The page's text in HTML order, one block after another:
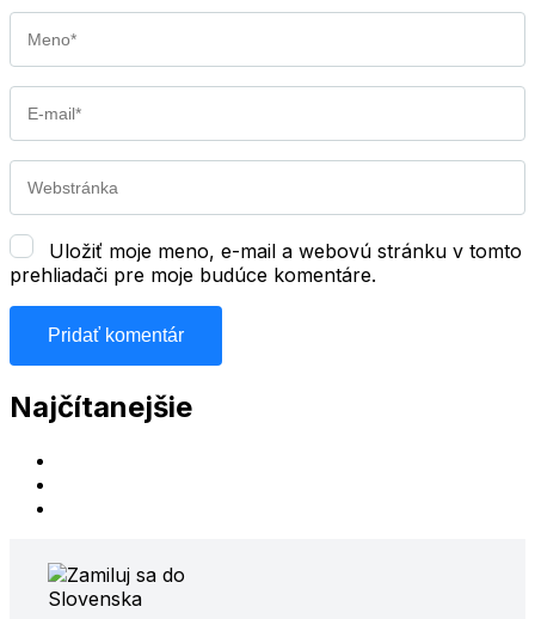
Meno
E-
mail*
Webstránka
Uložiť moje meno, e-mail a webovú stránku v tomto
prehliadači pre moje budúce komentáre.
Najčítanejšie